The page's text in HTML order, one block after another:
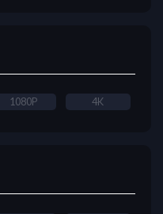
1080P 4K